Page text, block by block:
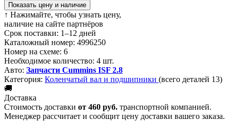
Показать цену и наличие
↑ Нажимайте, чтобы узнать цену,
наличие на сайте партнёров
Срок поставки: 1–12 дней
Каталожный номер: 4996250
Номер на схеме: 6
Необходимое количество: 4 шт.
Авто: Запчасти Cummins ISF 2.8
Категория: Коленчатый вал и подшипники (всего деталей 13)
🚚
Доставка
Стоимость доставки от 460 руб. транспортной компанией.
Менеджер рассчитает и сообщит цену доставки вашего заказа.